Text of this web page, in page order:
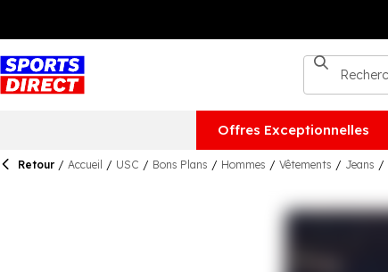
Offres Exceptionnelles
Retour / Accueil / USC / Bons Plans / Hommes / Vêtements / Jeans /